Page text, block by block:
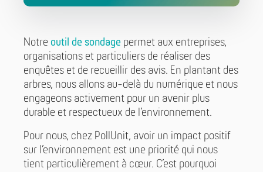
Notre outil de sondage permet aux entreprises,
organisations et particuliers de réaliser des
enquêtes et de recueillir des avis. En plantant des
arbres, nous allons au-delà du numérique et nous
engageons activement pour un avenir plus
durable et respectueux de l’environnement.
Pour nous, chez PollUnit, avoir un impact positif
sur l’environnement est une priorité qui nous
tient particulièrement à cœur. C’est pourquoi